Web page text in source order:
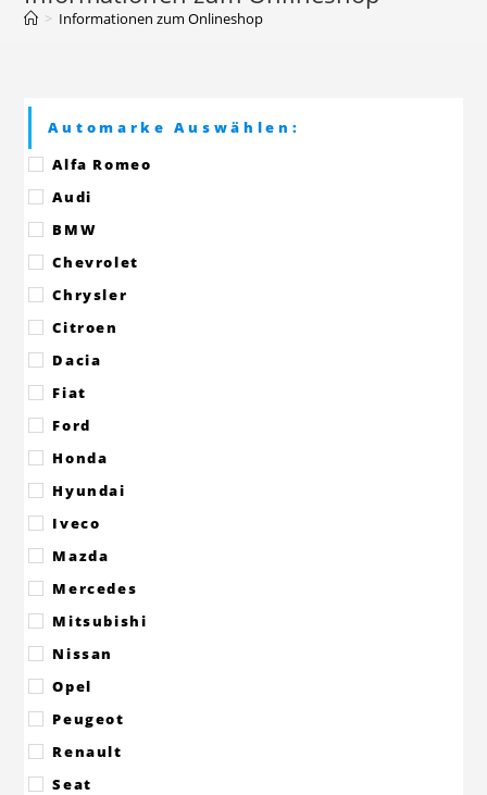
> Informationen zum Onlineshop
Automarke Auswählen:
Alfa Romeo
Audi
BMW
Chevrolet
Chrysler
Citroen
Dacia
Fiat
Ford
Honda
Hyundai
Iveco
Mazda
Mercedes
Mitsubishi
Nissan
Opel
Peugeot
Renault
Seat